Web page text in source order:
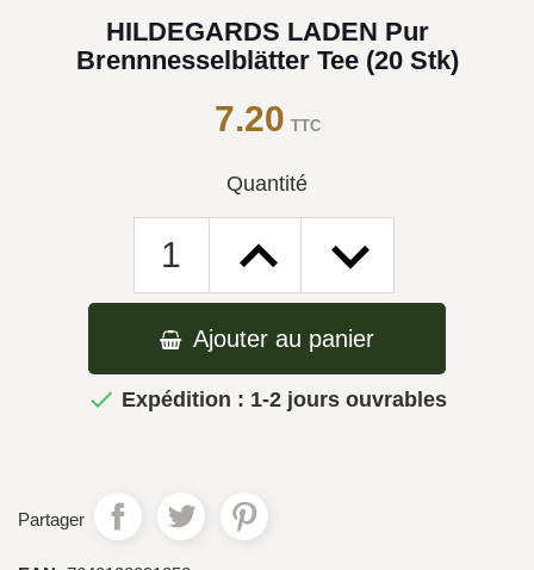
HILDEGARDS LADEN Pur
Brennnesselblätter Tee (20 Stk)
7.20 TTC
Quantité
Ajouter au panier
 Expédition : 1-2 jours ouvrables
Partager